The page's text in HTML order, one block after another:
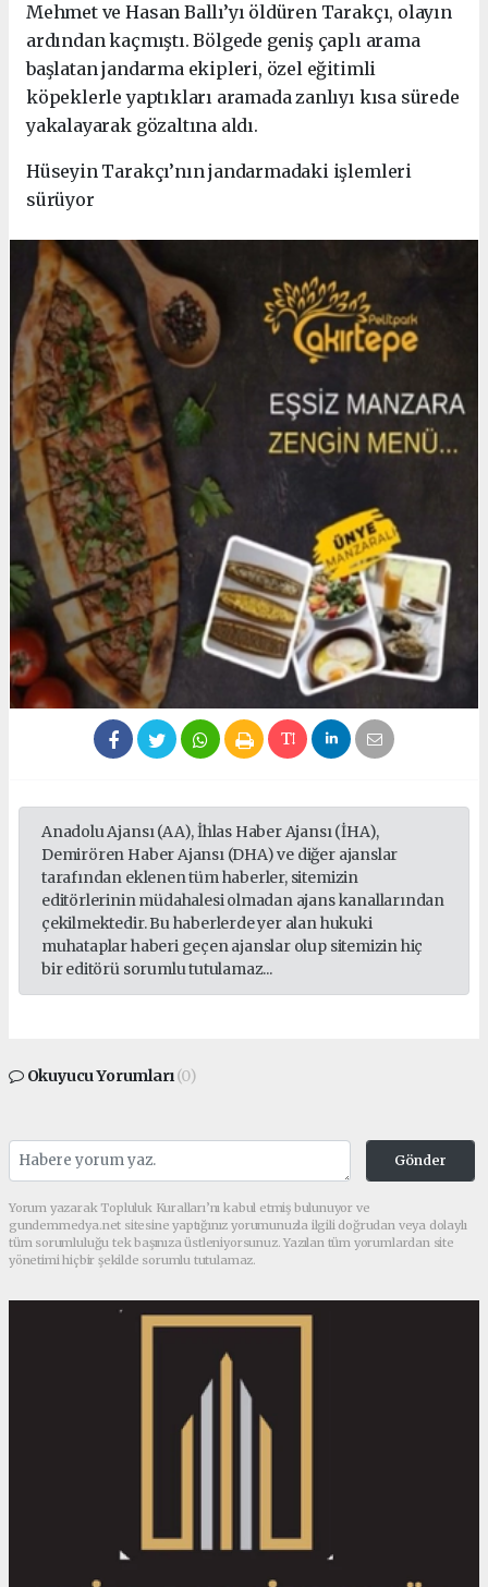
Mehmet ve Hasan Ballı’yı öldüren Tarakçı, olayın
ardından kaçmıştı. Bölgede geniş çaplı arama
başlatan jandarma ekipleri, özel eğitimli
köpeklerle yaptıkları aramada zanlıyı kısa sürede
yakalayarak gözaltına aldı.
Hüseyin Tarakçı’nın jandarmadaki işlemleri
sürüyor
Anadolu Ajansı (AA), İhlas Haber Ajansı (İHA),
Demirören Haber Ajansı (DHA) ve diğer ajanslar
tarafından eklenen tüm haberler, sitemizin
editörlerinin müdahalesi olmadan ajans kanallarından
çekilmektedir. Bu haberlerde yer alan hukuki
muhataplar haberi geçen ajanslar olup sitemizin hiç
bir editörü sorumlu tutulamaz...
Okuyucu Yorumları(0)
Gönder
Yorum yazarak Topluluk Kuralları’nı kabul etmiş bulunuyor ve
gundemmedya.net sitesine yaptığınız yorumunuzla ilgili doğrudan veya dolaylı
tüm sorumluluğu tek başınıza üstleniyorsunuz. Yazılan tüm yorumlardan site
yönetimi hiçbir şekilde sorumlu tutulamaz.